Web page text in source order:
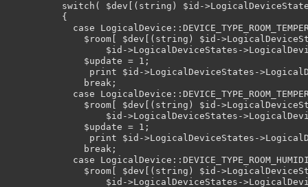
switch( $dev[(string) $id-
          {
case
$room[ $dev[(string) $id-
$id->LogicalDeviceStates-
              $update = 1;
print $id->LogicalDeviceStates-
              break;
case
$room[ $dev[(string) $id-
$id->LogicalDeviceStates-
              $update = 1;
print $id->LogicalDeviceStates-
              break;
case
$room[ $dev[(string) $id-
$id->LogicalDeviceStates-